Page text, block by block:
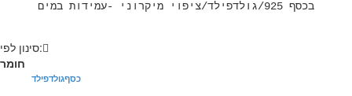
בכסף 925/גולדפילד/ציפוי מיקרוני -עמידות במים
סינון לפי:
חומר
גולדפילדכסף